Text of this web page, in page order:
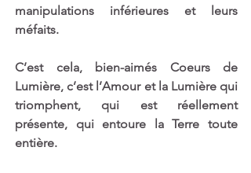
manipulations inférieures et leurs
méfaits.
C’est cela, bien-aimés Coeurs de
Lumière, c’est l’Amour et la Lumière qui
triomphent, qui est réellement
présente, qui entoure la Terre toute
entière.